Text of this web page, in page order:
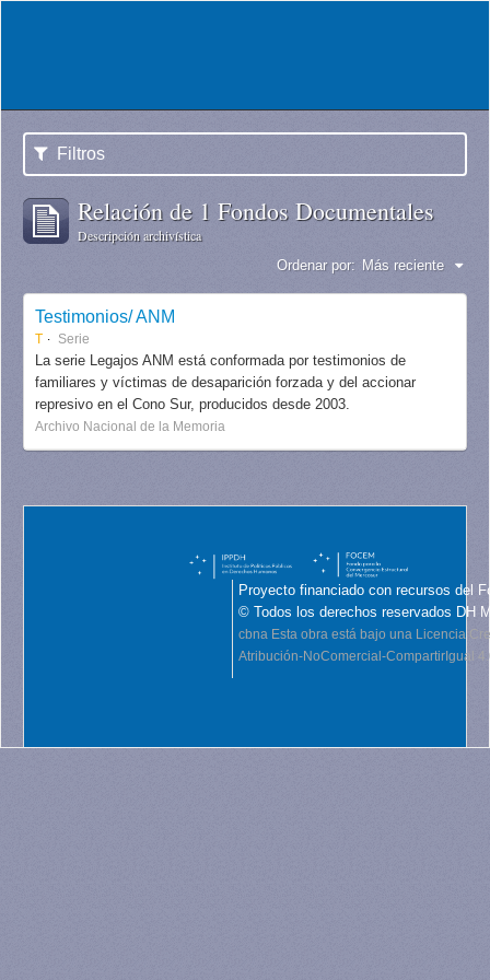
Filtros
Relación de 1 Fondos Documentales
Descripción archivística
Ordenar por: Más reciente
Testimonios/ ANM
T Serie
La serie Legajos ANM está conformada por testimonios de
familiares y víctimas de desaparición forzada y del accionar
represivo en el Cono Sur, producidos desde 2003.
Archivo Nacional de la Memoria
Proyecto financiado con recursos del
© Todos los derechos reservados DH
cbna Esta obra está bajo una Licencia
Atribución-NoComercial-CompartirIgual